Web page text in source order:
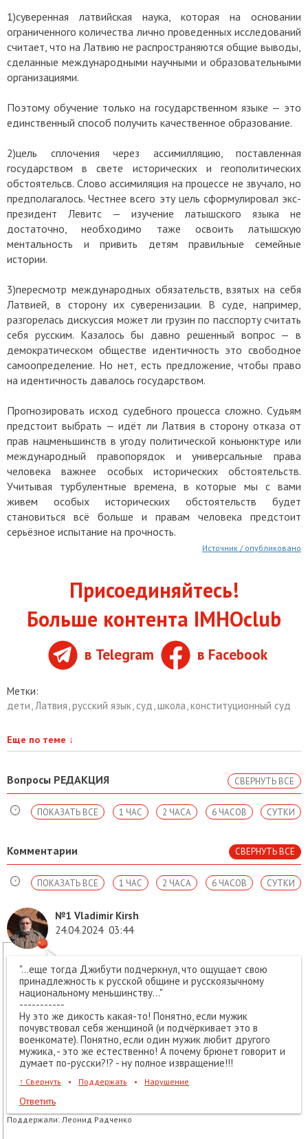
1)суверенная латвийская наука, которая на основании
ограниченного количества лично проведенных исследований
считает, что на Латвию не распространяются общие выводы,
сделанные международными научными и образовательными
организациями.
Поэтому обучение только на государственном языке — это
единственный способ получить качественное образование.
2)цель сплочения через ассимилляцию, поставленная
государством в свете исторических и геополитических
обстоятельсв. Слово ассимиляция на процессе не звучало, но
предполагалось. Честнее всего эту цель сформулировал экс-
президент Левитс — изучение латышского языка не
достаточно, необходимо таже освоить латышскую
ментальность и привить детям правильные семейные
истории.
3)пересмотр международных обязательств, взятых на себя
Латвией, в сторону их суверенизации. В суде, например,
разгорелась дискуссия может ли грузин по пасспорту считать
себя русским. Казалось бы давно решенный вопрос — в
демократическом обществе идентичность это свободное
самоопределение. Но нет, есть предложение, чтобы право
на идентичность давалось государством.
Прогнозировать исход судебного процесса сложно. Судьям
предстоит выбрать — идёт ли Латвия в сторону отказа от
прав нацменьшинств в угоду политической коньюнктуре или
международный правопорядок и универсальные права
человека важнее особых исторических обстоятельств.
Учитывая турбулентные времена, в которые мы с вами
живем особых исторических обстоятельств будет
становиться всё больше и правам человека предстоит
серьёзное испытание на прочность.
Источник / опубликовано
Присоединяйтесь!
Больше контента IMHOclub
в Telegram в Facebook
Метки:
дети Латвия русский язык суд школа конституционный суд
Еще по теме ↓
Вопросы РЕДАКЦИЯ СВЕРНУТЬ ВСЕ
СУТКИ
6 ЧАСОВ
2 ЧАСА
1 ЧАС
ПОКАЗАТЬ ВСЕ
Комментарии СВЕРНУТЬ ВСЕ
СУТКИ
6 ЧАСОВ
2 ЧАСА
1 ЧАС
ПОКАЗАТЬ ВСЕ
№1 Vladimir Kirsh
24.04.2024 03:44
"...еще тогда Джибути подчеркнул, что ощущает свою
принадлежность к русской общине и русскоязычному
национальному меньшинству..."
-----------
Ну это же дикость какая-то! Понятно, если мужик
почувствовал себя женщиной (и подчёркивает это в
военкомате). Понятно, если один мужик любит другого
мужика, - это же естественно! А почему брюнет говорит и
думает по-русски?!? - ну полное извращение!!!
↑ Свернуть • Поддержать • Нарушение
Ответить
Поддержали: Леонид Радченко